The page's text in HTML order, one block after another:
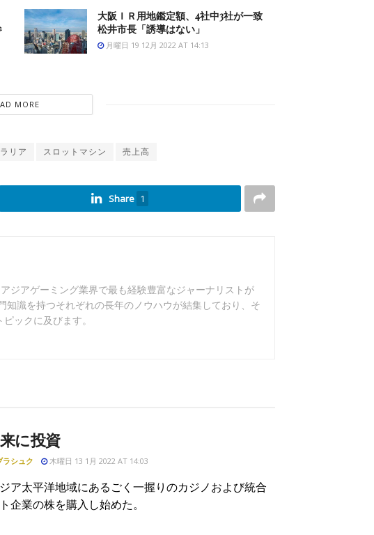
大阪ＩＲ用地鑑定額、4社中3社が一致
松井市長「誘導はない」
月曜日 19 12月 2022 AT 14:13
MORE
リア スロットマシン 売上高
Share 1
ジアゲーミング業界で最も経験豊富なジャーナリストが
知識を持つそれぞれの長年のノウハウが結集しており、そ
ックに及びます。
に投資
ラシュク 木曜日 13 1月 2022 AT 14:03
ア太平洋地域にあるごく一握りのカジノおよび統合
企業の株を購入し始めた。